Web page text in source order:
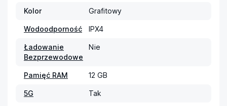
Kolor Grafitowy
Wodoodporność IPX4
Ładowanie
Bezprzewodowe
Nie
Pamięć RAM 12 GB
5G Tak